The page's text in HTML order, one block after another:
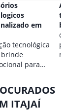
em
tecnológica
brinde
para
ITAJAÍ